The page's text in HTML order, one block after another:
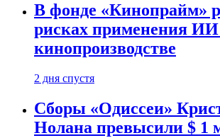
В фонде «Кинопрайм»
рисках применения
кинопроизводстве
2 дня спустя
Сборы «Одиссеи»
Нолана превысили $ 1